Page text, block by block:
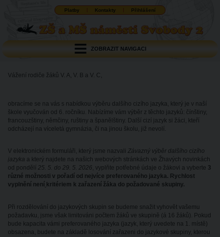
Platby Kontakty Přihlášení
ZOBRAZIT NAVIGACI
Vážení rodiče žáků V. A, V. B a V. C,
obracíme se na vás s nabídkou výběru dalšího cizího jazyka, který je v naší
škole vyučován od 6. ročníku. Nabízíme vám výběr z těchto jazyků: čínštiny,
francouzštiny, němčiny, ruštiny a španělštiny. Další cizí jazyk si žáci, kteří
odcházejí na víceletá gymnázia, či na jinou školu, již nevolí.
V elektronickém formuláři, který jsme nazvali Závazný výběr dalšího cizího
jazyka a který najdete na našich webových stránkách ve Žhavých novinkách
od pondělí 25. 5. do 29. 5. 2026 , vyplňte potřebné údaje o žákovi a vyberte 3
různé možnosti v pořadí od nejvíce preferovaného jazyka. Rychlost
vyplnění není kritériem k zařazení žáka do požadované skupiny.
Při rozdělování do jazykových skupin se budeme snažit vyhovět vašemu
požadavku, jsme však limitováni počtem žáků ve skupině (á 16 žáků). Pokud
bude kapacita vámi preferovaného jazyka (jazyk, který uvedete na 1. místě)
obsazena, budete na základě losování zařazeni do jazykové skupiny, kterou